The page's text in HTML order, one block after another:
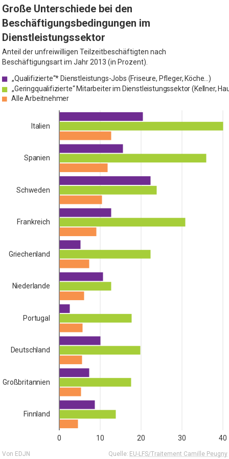
Große Unterschiede bei den
Beschäftigungsbedingungen im
Dienstleistungssektor
Anteil der unfreiwilligen Teilzeitbeschäftigten nach
Beschäftigungsart im Jahr 2013 (in Prozent).
„Qualifizierte“* Dienstleistungs-Jobs (Friseure, Pfleger, Köche…)
„Geringqualifizierte“ Mitarbeiter im
Alle Arbeitnehmer
0 10 20 30 40
Quelle: EU-LFS/Traitement Camille Peugny
Von EDJN
Italien
Spanien
Schweden
Frankreich
Griechenland
Niederlande
Portugal
Deutschland
Großbritannien
Finnland